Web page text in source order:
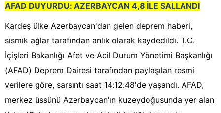
AFAD DUYURDU: AZERBAYCAN 4,8 İLE SALLANDI
Kardeş ülke Azerbaycan'dan gelen deprem haberi,
sismik ağlar tarafından anlık olarak kaydedildi. T.C.
İçişleri Bakanlığı Afet ve Acil Durum Yönetimi Başkanlığı
(AFAD) Deprem Dairesi tarafından paylaşılan resmi
verilere göre, sarsıntı saat 14:12:48'de yaşandı. AFAD,
merkez üssünü Azerbaycan'ın kuzeydoğusunda yer alan